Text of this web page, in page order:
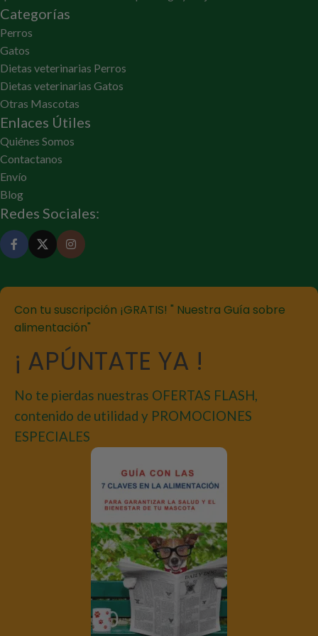
Categorías
Perros
Gatos
Dietas veterinarias Perros
Dietas veterinarias Gatos
Otras Mascotas
Enlaces Útiles
Quiénes Somos
Contactanos
Envío
Blog
Redes Sociales:
Con tu suscripción ¡GRATIS! " Nuestra Guía sobre
alimentación"
¡ APÚNTATE YA !
No te pierdas nuestras OFERTAS FLASH,
contenido de utilidad y PROMOCIONES
ESPECIALES